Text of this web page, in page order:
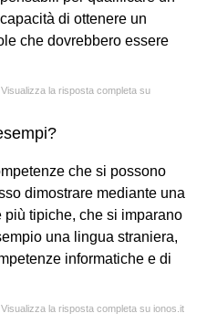
di ottenere un
che dovrebbero essere
Visualizza la risposta completa su
che si possono
dimostrare mediante una
tipiche, che si imparano
una lingua straniera,
informatiche e di
Visualizza la risposta completa su ionos.it